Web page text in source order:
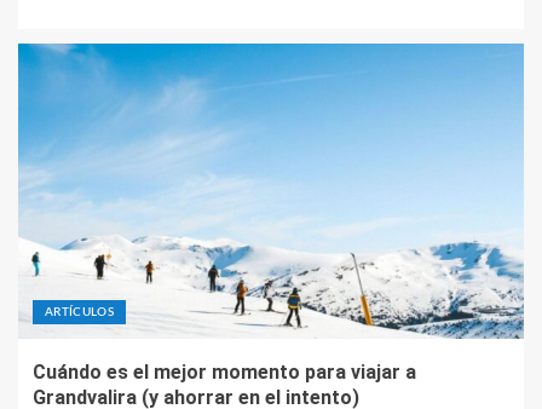
ARTÍCULOS
Cuándo es el mejor momento para viajar a
Grandvalira (y ahorrar en el intento)